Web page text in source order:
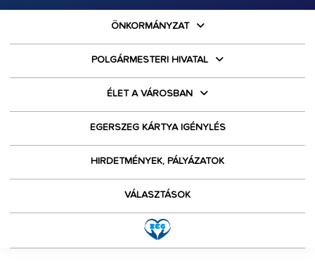
ÖNKORMÁNYZAT
POLGÁRMESTERI HIVATAL
ÉLET A VÁROSBAN
EGERSZEG KÁRTYA IGÉNYLÉS
HIRDETMÉNYEK, PÁLYÁZATOK
VÁLASZTÁSOK